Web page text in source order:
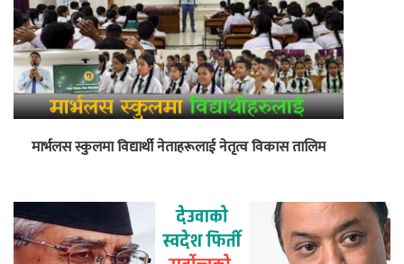
मार्भलस स्कुलमा विद्यार्थी नेताहरूलाई नेतृत्व विकास तालिम